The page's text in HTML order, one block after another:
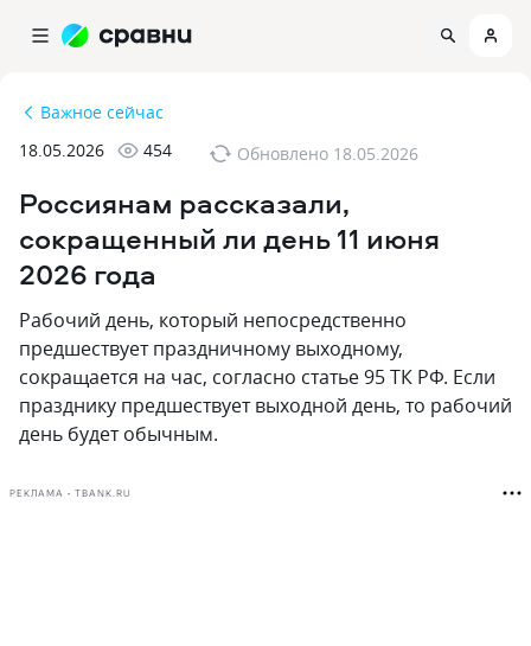
Важное сейчас
18.05.2026
454 Обновлено 18.05.2026
Россиянам рассказали,
сокращенный ли день 11 июня
2026 года
Рабочий день‚ который непосредственно
предшествует праздничному выходному‚
сокращается на час, согласно статье 95 ТК РФ. Если
празднику предшествует выходной день‚ то рабочий
день будет обычным.
РЕКЛАМА • TBANK.RU